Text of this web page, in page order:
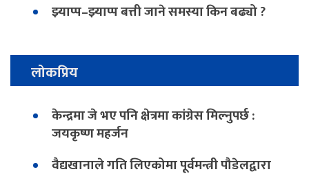
झ्याप्प–झ्याप्प बत्ती जाने समस्या किन बढ्यो ?
लोकप्रिय
केन्द्रमा जे भए पनि क्षेत्रमा कांग्रेस मिल्नुपर्छ :
जयकृष्ण महर्जन
वैद्यखानाले गति लिएकोमा पूर्वमन्त्री पौडेलद्वारा